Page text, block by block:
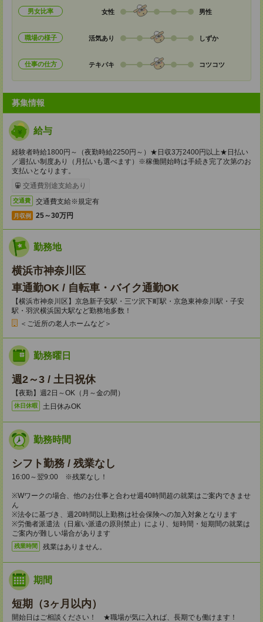
男女比率 女性 男性
職場の様子 活気あり しずか
仕事の仕方 テキパキ コツコツ
募集情報
給与
経験者時給1800円～（夜勤時給2250円～）★日収3万2400円以上★日払い
／週払い制度あり（月払いも選べます）※稼働開始時は手続き完了次第のお
支払いとなります。
交通費別途支給あり
交通費 交通費支給※規定有
月収例 25～30万円
勤務地
横浜市神奈川区
車通勤OK / 自転車・バイク通勤OK
【横浜市神奈川区】京急新子安駅・三ツ沢下町駅・京急東神奈川駅・子安
駅・羽沢横浜国大駅など勤務地多数！
＜ご近所の老人ホームなど＞
勤務曜日
週2～3 / 土日祝休
【夜勤】週2日～OK（月～金の間）
休日休暇 土日休みOK
勤務時間
シフト勤務 / 残業なし
16:00～翌9:00 ※残業なし！
※Wワークの場合、他のお仕事と合わせ週40時間超の就業はご案内できませ
ん
※法令に基づき、週20時間以上勤務は社会保険への加入対象となります
※労働者派遣法（日雇い派遣の原則禁止）により、短時間・短期間の就業は
ご案内が難しい場合があります
残業時間 残業はありません。
期間
短期（3ヶ月以内）
開始日はご相談ください！ ★職場が気に入れば、長期でも働けます！